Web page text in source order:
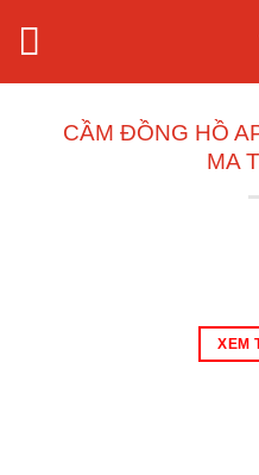
CẦM ĐỒNG HỒ
MA
XEM